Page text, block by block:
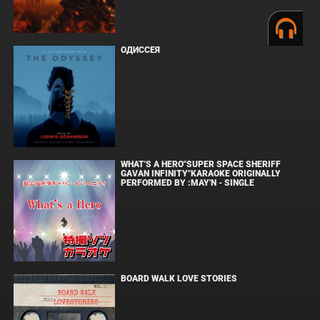
ОДИССЕЯ
WHAT'S A HERO"SUPER SPACE SHERIFF
GAVAN INFINITY"KARAOKE ORIGINALLY
PERFORMED BY :MAY'N - SINGLE
BOARD WALK LOVE STORIES